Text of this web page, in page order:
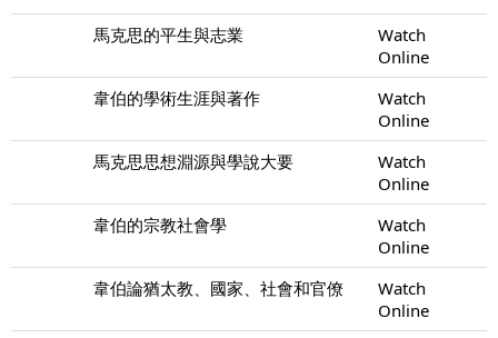
馬克思的平生與志業
Watch
Online
韋伯的學術生涯與著作
Watch
Online
馬克思思想淵源與學說大要
Watch
Online
韋伯的宗教社會學
Watch
Online
韋伯論猶太教、國家、社會和官僚
Watch
Online